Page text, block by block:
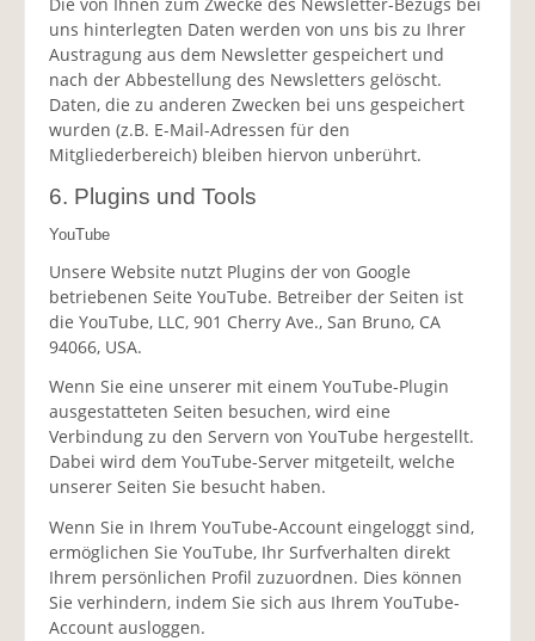
uns hinterlegten Daten werden von uns bis zu Ihrer
Austragung aus dem Newsletter gespeichert und
nach der Abbestellung des Newsletters gelöscht.
Daten, die zu anderen Zwecken bei uns gespeichert
wurden (z.B. E-Mail-Adressen für den
Mitgliederbereich) bleiben hiervon unberührt.
6. Plugins und Tools
YouTube
Unsere Website nutzt Plugins der von Google
betriebenen Seite YouTube. Betreiber der Seiten ist
die YouTube, LLC, 901 Cherry Ave., San Bruno, CA
94066, USA.
Wenn Sie eine unserer mit einem YouTube-Plugin
ausgestatteten Seiten besuchen, wird eine
Verbindung zu den Servern von YouTube hergestellt.
Dabei wird dem YouTube-Server mitgeteilt, welche
unserer Seiten Sie besucht haben.
Wenn Sie in Ihrem YouTube-Account eingeloggt sind,
ermöglichen Sie YouTube, Ihr Surfverhalten direkt
Ihrem persönlichen Profil zuzuordnen. Dies können
Sie verhindern, indem Sie sich aus Ihrem YouTube-
Account ausloggen.